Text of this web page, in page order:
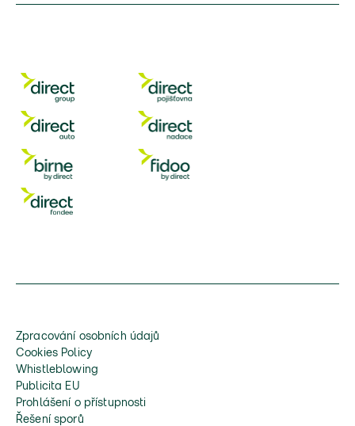
Zpracování osobních údajů
Cookies Policy
Whistleblowing
Publicita EU
Prohlášení o přístupnosti
Řešení sporů